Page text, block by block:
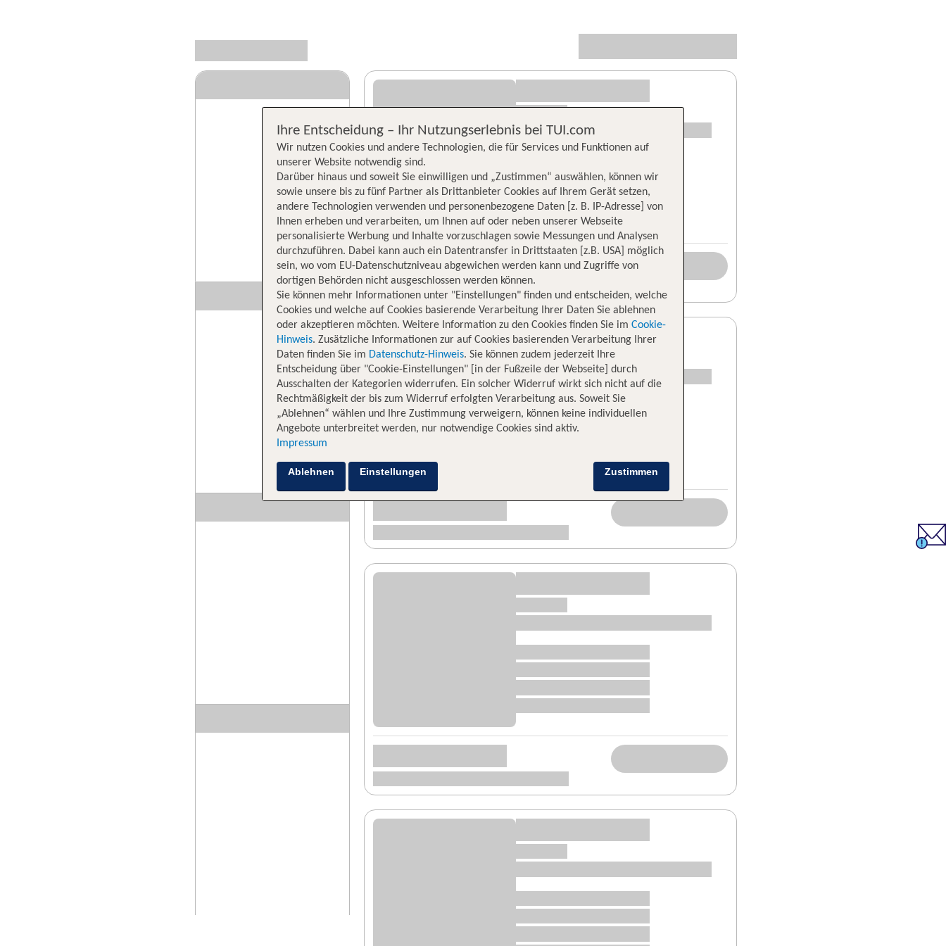
Ihre Entscheidung – Ihr Nutzungserlebnis bei TUI.com
Wir nutzen Cookies und andere Technologien, die für Services und Funktionen auf
unserer Website notwendig sind.
Darüber hinaus und soweit Sie einwilligen und „Zustimmen“ auswählen, können wir
sowie unsere bis zu fünf Partner als Drittanbieter Cookies auf Ihrem Gerät setzen,
andere Technologien verwenden und personenbezogene Daten [z. B. IP-Adresse] von
Ihnen erheben und verarbeiten, um Ihnen auf oder neben unserer Webseite
personalisierte Werbung und Inhalte vorzuschlagen sowie Messungen und Analysen
durchzuführen. Dabei kann auch ein Datentransfer in Drittstaaten [z.B. USA] möglich
sein, wo vom EU-Datenschutzniveau abgewichen werden kann und Zugriffe von
dortigen Behörden nicht ausgeschlossen werden können.
Sie können mehr Informationen unter "Einstellungen" finden und entscheiden, welche
Cookies und welche auf Cookies basierende Verarbeitung Ihrer Daten Sie ablehnen
oder akzeptieren möchten. Weitere Information zu den Cookies finden Sie im Cookie-
Hinweis. Zusätzliche Informationen zur auf Cookies basierenden Verarbeitung Ihrer
Daten finden Sie im Datenschutz-Hinweis. Sie können zudem jederzeit Ihre
Entscheidung über "Cookie-Einstellungen" [in der Fußzeile der Webseite] durch
Ausschalten der Kategorien widerrufen. Ein solcher Widerruf wirkt sich nicht auf die
Rechtmäßigkeit der bis zum Widerruf erfolgten Verarbeitung aus. Soweit Sie
„Ablehnen“ wählen und Ihre Zustimmung verweigern, können keine individuellen
Angebote unterbreitet werden, nur notwendige Cookies sind aktiv.
Impressum
Zustimmen
Ablehnen Einstellungen